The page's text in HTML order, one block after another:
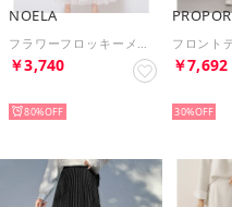
NOELA
￥3,740
80%
￥7,692
30%